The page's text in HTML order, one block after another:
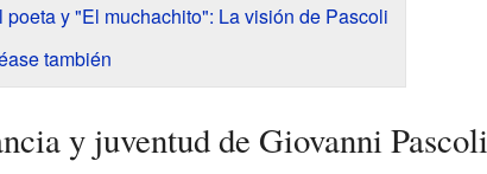
poeta y "El muchachito": La visión de Pascoli
también
y juventud de Giovanni Pascoli